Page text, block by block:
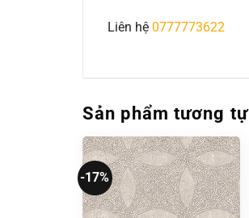
Liên hệ 0777773622
Sản phẩm tương tự
-17%